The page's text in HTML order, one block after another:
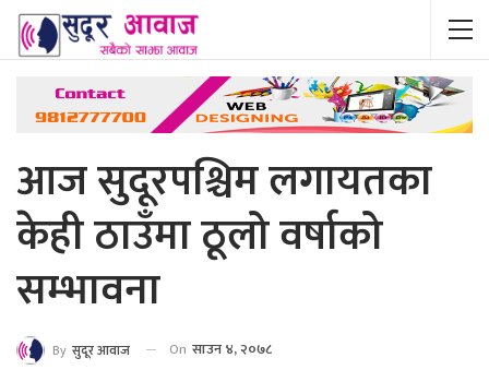
आज सुदूरपश्चिम लगायतका
केही ठाउँमा ठूलो वर्षाको
सम्भावना
By सुदूर आवाज On साउन ४, २०७८